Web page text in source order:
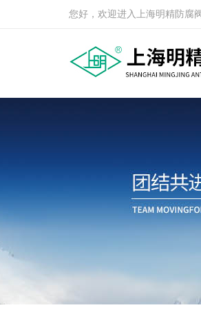
您好，欢迎进入上海明精防腐